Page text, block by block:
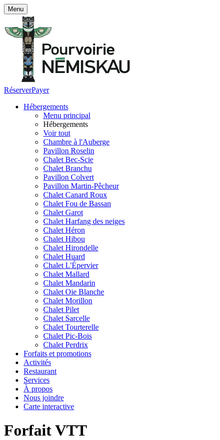
Menu
RéserverPayer
Hébergements
Menu principal
Hébergements
Voir tout
Chambre à l'Auberge
Pavillon Roselin
Chalet Bec-Scie
Chalet Branchu
Pavillon Colvert
Pavillon Martin-Pêcheur
Chalet Canard Roux
Chalet Fou de Bassan
Chalet Garot
Chalet Harfang des neiges
Chalet Héron
Chalet Hibou
Chalet Hirondelle
Chalet Huard
Chalet L'Épervier
Chalet Mallard
Chalet Mandarin
Chalet Oie Blanche
Chalet Morillon
Chalet Pilet
Chalet Sarcelle
Chalet Tourterelle
Chalet Pic-Bois
Chalet Perdrix
Forfaits et promotions
Activités
Restaurant
Services
À propos
Nous joindre
Carte interactive
Forfait VTT